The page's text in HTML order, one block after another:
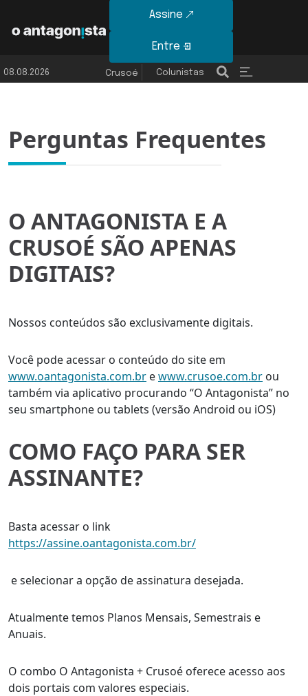
Assine
Entre
08.08.2026 Crusoé Colunistas Últimas Notícias
Perguntas Frequentes
O ANTAGONISTA E A
CRUSOÉ SÃO APENAS
DIGITAIS?
Nossos conteúdos são exclusivamente digitais.
Você pode acessar o conteúdo do site em
www.oantagonista.com.br ewww.crusoe.com.br ou
também via aplicativo procurando “O Antagonista” no
seu smartphone ou tablets (versão Android ou iOS)
COMO FAÇO PARA SER
ASSINANTE?
Basta acessar o link
https://assine.oantagonista.com.br/
e selecionar a opção de assinatura desejada.
Atualmente temos Planos Mensais, Semestrais e
Anuais.
O combo O Antagonista + Crusoé oferece acesso aos
dois portais com valores especiais.